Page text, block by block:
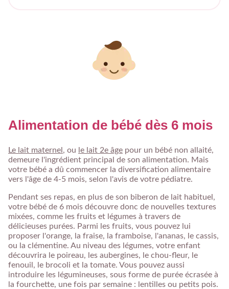
Alimentation de bébé dès 6 mois
Le lait maternel , ou le lait 2e âge pour un bébé non allaité,
demeure l'ingrédient principal de son alimentation. Mais
votre bébé a dû commencer la diversification alimentaire
vers l'âge de 4-5 mois, selon l'avis de votre pédiatre.
Pendant ses repas, en plus de son biberon de lait habituel,
votre bébé de 6 mois découvre donc de nouvelles textures
mixées, comme les fruits et légumes à travers de
délicieuses purées. Parmi les fruits, vous pouvez lui
proposer l'orange, la fraise, la framboise, l'ananas, le cassis,
ou la clémentine. Au niveau des légumes, votre enfant
découvrira le poireau, les aubergines, le chou-fleur, le
fenouil, le brocoli et la tomate. Vous pouvez aussi
introduire les légumineuses, sous forme de purée écrasée à
la fourchette, une fois par semaine : lentilles ou petits pois.